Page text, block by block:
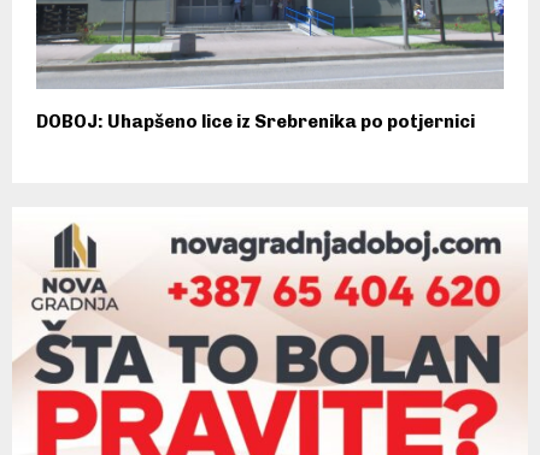
DOBOJ: Uhapšeno lice iz Srebrenika po potjernici